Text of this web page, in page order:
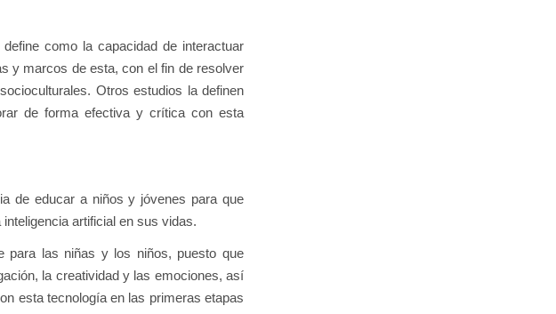
como la capacidad de interactuar
y marcos de esta, con el fin de resolver
Otros estudios la definen
de forma efectiva y crítica con esta
de educar a niños y jóvenes para que
artificial en sus vidas.
para las niñas y los niños, puesto que
la creatividad y las emociones, así
esta tecnología en las primeras etapas